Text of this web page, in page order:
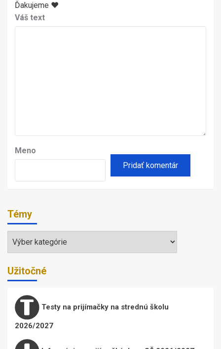
Ďakujeme ♥
Váš text
Meno
Témy
Témy
Užitočné
Testy na prijímačky na strednú školu
2026/2027